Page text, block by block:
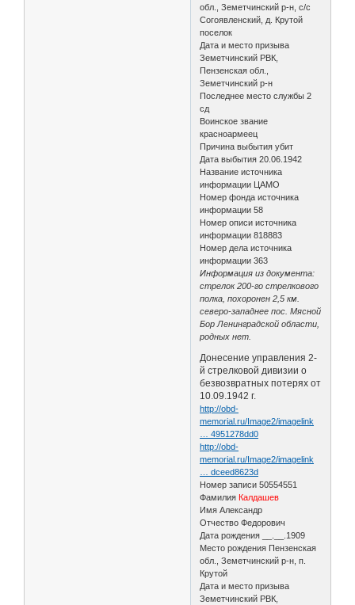
обл., Земетчинский р-н, с/с
Согоявленский, д. Крутой
поселок
Дата и место призыва
Земетчинский РВК,
Пензенская обл.,
Земетчинский р-н
Последнее место службы 2
сд
Воинское звание
красноармеец
Причина выбытия убит
Дата выбытия 20.06.1942
Название источника
информации ЦАМО
Номер фонда источника
информации 58
Номер описи источника
информации 818883
Номер дела источника
информации 363
Информация из документа:
стрелок 200-го стрелкового
полка, похоронен 2,5 км.
северо-западнее пос. Мясной
Бор Ленинградской области,
родных нет.
Донесение управления 2-
й стрелковой дивизии о
безвозвратных потерях от
10.09.1942 г.
http://obd-
memorial.ru/Image2/imagelink
… 4951278dd0
http://obd-
memorial.ru/Image2/imagelink
… dceed8623d
Номер записи 50554551
Фамилия Калдашев
Имя Александр
Отчество Федорович
Дата рождения __.__.1909
Место рождения Пензенская
обл., Земетчинский р-н, п.
Крутой
Дата и место призыва
Земетчинский РВК,